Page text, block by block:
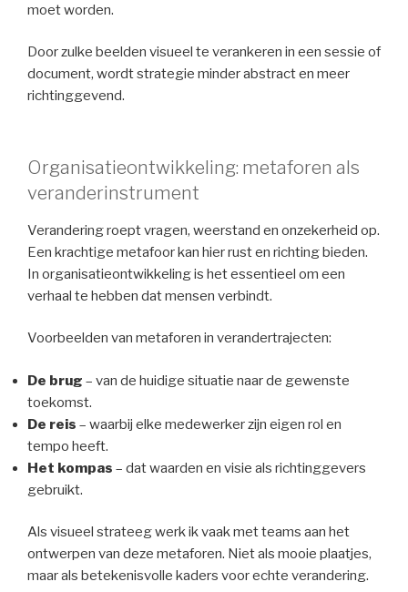
moet worden.
Door zulke beelden visueel te verankeren in een sessie of
document, wordt strategie minder abstract en meer
richtinggevend.
Organisatieontwikkeling: metaforen als
veranderinstrument
Verandering roept vragen, weerstand en onzekerheid op.
Een krachtige metafoor kan hier rust en richting bieden.
In organisatieontwikkeling is het essentieel om een
verhaal te hebben dat mensen verbindt.
Voorbeelden van metaforen in verandertrajecten:
De brug – van de huidige situatie naar de gewenste
toekomst.
De reis – waarbij elke medewerker zijn eigen rol en
tempo heeft.
Het kompas – dat waarden en visie als richtinggevers
gebruikt.
Als visueel strateeg werk ik vaak met teams aan het
ontwerpen van deze metaforen. Niet als mooie plaatjes,
maar als betekenisvolle kaders voor echte verandering.